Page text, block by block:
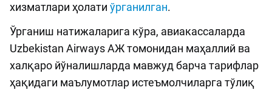
хизматлари ҳолати ўрганилган.
Ўрганиш натижаларига кўра, авиакассаларда
Uzbekistan Airways АЖ томонидан маҳаллий ва
халқаро йўналишларда мавжуд барча тарифлар
ҳақидаги маълумотлар истеъмолчиларга тўлиқ